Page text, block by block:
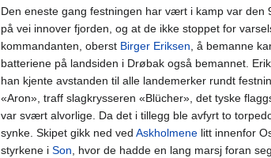
Den eneste gang festningen har vært i kamp var
på vei innover fjorden, og at de ikke stoppet for
kommandanten, oberst Birger Eriksen, å bemanne
batteriene på landsiden i Drøbak også bemannet.
han kjente avstanden til alle landemerker rundt
«Aron», traff slagkrysseren «Blücher», det tyske
var svært alvorlige. Da det i tillegg ble avfyrt to
synke. Skipet gikk ned ved Askholmene litt innenfor
styrkene i Son, hvor de hadde en lang marsj foran